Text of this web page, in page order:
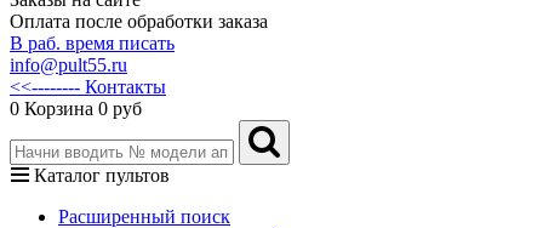
Оплата после обработки заказа
В раб. время писать
info@pult55.ru
<<-------- Контакты
0 Корзина 0 руб
Каталог пультов
Расширенный поиск